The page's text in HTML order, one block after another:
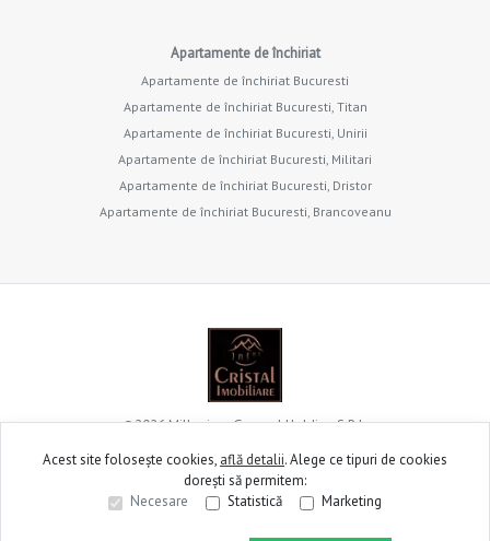
Apartamente de închiriat
Apartamente de închiriat Bucuresti
Apartamente de închiriat Bucuresti, Titan
Apartamente de închiriat Bucuresti, Unirii
Apartamente de închiriat Bucuresti, Militari
Apartamente de închiriat Bucuresti, Dristor
Apartamente de închiriat Bucuresti, Brancoveanu
©2026Millenium General Holding S.R.L.
Site creat în
Acest site folosește cookies, află detalii.Alege ce tipuri de cookies
dorești să permitem:
Necesare
Statistică Marketing